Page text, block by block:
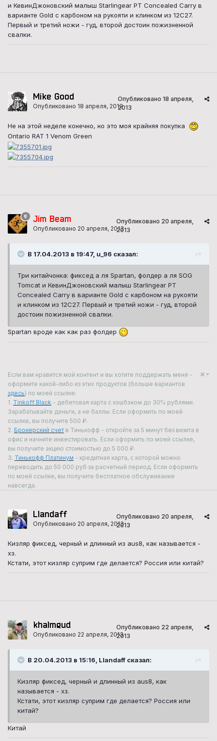
и КевинДжоновский малыш Starlingear PT Concealed Carry в
варианте Gold с карбоном на рукояти и клинком из 12C27.
Первый и третий ножи - гуд, второй достоин пожизненной
свалки.
Mike Good
Опубликовано 18 апреля, 2013
Опубликовано 18 апреля,
2013
Не на этой неделе конечно, но это моя крайняя покупка
Ontario RAT 1 Venom Green
Jim Beam
Опубликовано 20 апреля, 2013
Опубликовано 20 апреля,
2013
В 17.04.2013 в 19:47, u_96 сказал:
Три китайчонка: фиксед а ля Spartan, фолдер а ля SOG
Tomcat и КевинДжоновский малыш Starlingear PT
Concealed Carry в варианте Gold с карбоном на рукояти
и клинком из 12C27. Первый и третий ножи - гуд, второй
достоин пожизненной свалки.
Spartan вроде как как раз фолдер
Если вам нравится мой контент и вы хотите поддержать меня -
оформите какой-либо из этих продуктов (больше вариантов
здесь) по моей ссылке:
1. Tinkoff Black - дебетовая карта с кэшбэком до 30% рублями.
Зарабатывайте деньги, а не баллы. Если оформить по моей
ссылке, вы получите 500 ₽.
2. Брокерский счет в Тинькофф - откройте за 5 минут без визита в
офис и начните инвестировать. Если оформить по моей ссылке,
вы получите акцию стоимостью до 5 000 ₽.
3. Тинькофф Платинум - кредитная карта, с которой можно
переводить до 50 000 руб за расчетный период. Если оформить
по моей ссылке, вы получите бесплатное обслуживание
навсегда.
Llandaff
Опубликовано 20 апреля, 2013
Опубликовано 20 апреля,
2013
Кизляр фиксед, черный и длинный из aus8, как называется -
хз.
Кстати, этот кизляр суприм где делается? Россия или китай?
khalmgud
Опубликовано 22 апреля, 2013
Опубликовано 22 апреля,
2013
В 20.04.2013 в 15:16, Llandaff сказал:
Кизляр фиксед, черный и длинный из aus8, как
называется - хз.
Кстати, этот кизляр суприм где делается? Россия или
китай?
Китай